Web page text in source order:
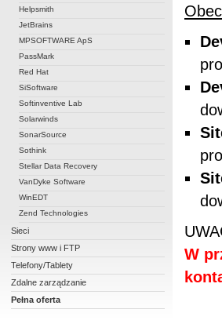
Helpsmith
JetBrains
MPSOFTWARE ApS
PassMark
Red Hat
SiSoftware
Softinventive Lab
Solarwinds
SonarSource
Sothink
Stellar Data Recovery
VanDyke Software
WinEDT
Zend Technologies
Sieci
Strony www i FTP
Telefony/Tablety
Zdalne zarządzanie
Pełna oferta
W